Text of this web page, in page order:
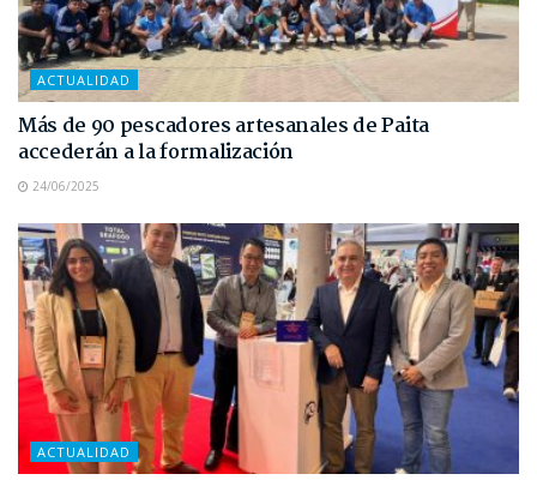
ACTUALIDAD
Más de 90 pescadores artesanales de Paita
accederán a la formalización
24/06/2025
ACTUALIDAD